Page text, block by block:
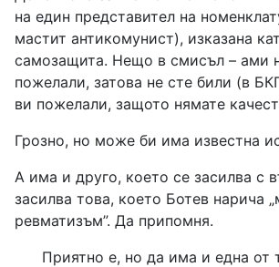
на един представител на
мастит антикомунист), изказана
самозащита. Нещо в смисъл – ами
пожелали, затова не сте били (в
ви пожелали, защото нямате
Грозно, но може би има известна
А има и друго, което се засилва с
засилва това, което Ботев нарича
ревматизъм”. Да припомня.
Приятно е, но да има и една от